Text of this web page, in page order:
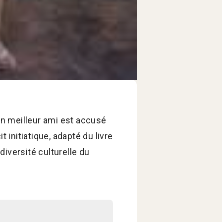
meilleur ami est accusé
initiatique, adapté du livre
culturelle du